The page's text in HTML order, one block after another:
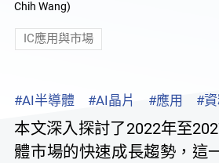
Chih Wang)
IC應用與市場
#AI半導體 #AI晶片 #應用 #
本文深入探討了2022年至
體市場的快速成長趨勢，這